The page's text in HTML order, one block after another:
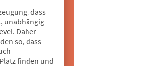
dass
unabhängig
Daher
so, dass
finden und